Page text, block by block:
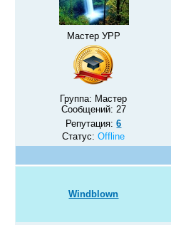
Мастер УРР
Группа: Мастер
Сообщений: 27
Репутация:6
Статус:Offline
Windblown